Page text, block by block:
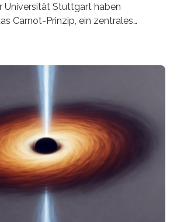
Universität Stuttgart haben
Carnot-Prinzip, ein zentrales
Atomen gilt, deren physikalische
voranbringen. Das
Science Advances veröffentlichte
10.1126/sciadv.adw8462)
oder Dampfturbinen sind
Sie wandeln thermische
Bewegung um – oder anders
in Bewegung. In
Experimenten ist es in den…